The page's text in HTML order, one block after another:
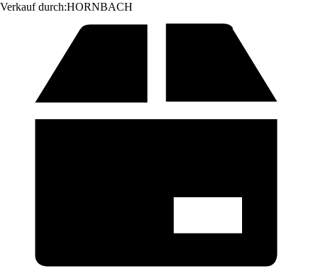
Verkauf durch:HORNBACH